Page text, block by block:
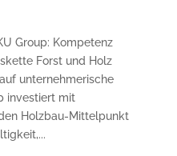
Group: Kompetenz
Forst und Holz
unternehmerische
investiert mit
Holzbau-Mittelpunkt